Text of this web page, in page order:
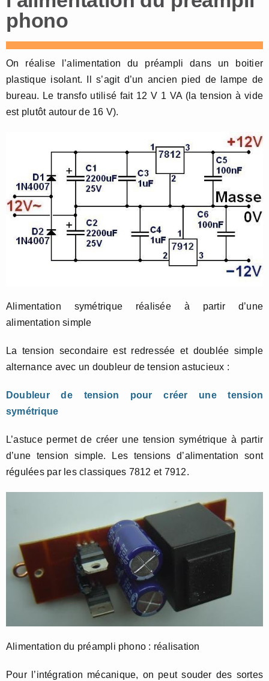
phono
On réalise l’alimentation du préampli dans un boitier
plastique isolant. Il s’agit d’un ancien pied de lampe de
bureau. Le transfo utilisé fait 12 V 1 VA (la tension à vide
est plutôt autour de 16 V).
Alimentation symétrique réalisée à partir d’une
alimentation simple
La tension secondaire est redressée et doublée simple
alternance avec un doubleur de tension astucieux :
Doubleur de tension pour créer une tension
symétrique
L’astuce permet de créer une tension symétrique à partir
d’une tension simple. Les tensions d’alimentation sont
régulées par les classiques 7812 et 7912.
Alimentation du préampli phono : réalisation
Pour l’intégration mécanique, on peut souder des sortes